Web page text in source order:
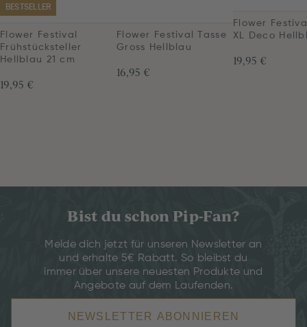
BESTSELLER
Flower Festival
Frühstücksteller
Hellblau 21 cm
19,95 €
Flower Festival Tasse
Gross Hellblau
16,95 €
Flower
XL Deco
19,95 €
Bist du schon Pip-Fan?
Melde dich jetzt für unseren Newsletter an
und erhalte 5€ Rabatt. So bleibst du
immer über unsere neuesten Produkte und
Angebote auf dem Laufenden.
NEWSLETTER ABONNIEREN